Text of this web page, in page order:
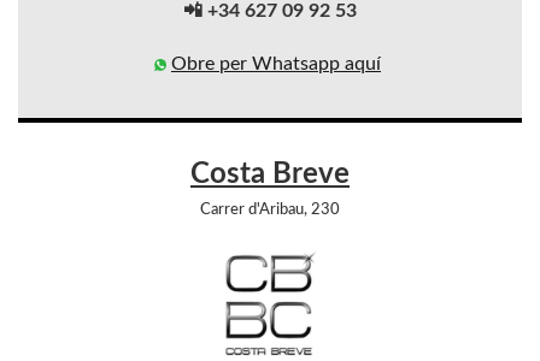
📲 +34 627 09 92 53
Obre per Whatsapp aquí
Costa Breve
Carrer d'Aribau, 230